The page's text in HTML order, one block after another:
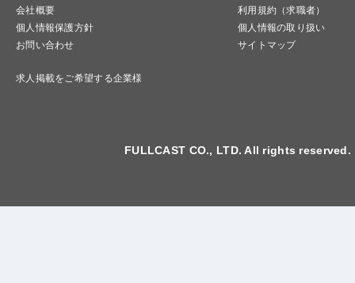
会社概要
利用規約（求職者）
個人情報保護方針
個人情報の取り扱い
お問い合わせ
サイトマップ
求人掲載をご希望する企業様
FULLCAST CO., LTD. All rights reserved.